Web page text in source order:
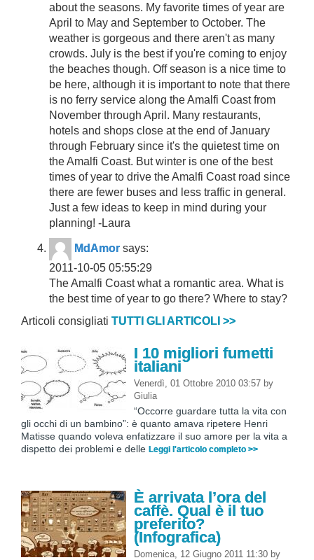
about the seasons. My favorite times of year are
April to May and September to October. The
weather is gorgeous and there aren't as many
crowds. July is the best if you're coming to enjoy
the beaches though. Off season is a nice time to
be here, although it is important to note that there
is no ferry service along the Amalfi Coast from
November through April. Many restaurants,
hotels and shops close at the end of January
through February since it's the quietest time on
the Amalfi Coast. But winter is one of the best
times of year to drive the Amalfi Coast road since
there are fewer buses and less traffic in general.
Just a few ideas to keep in mind during your
planning! -Laura
MdAmor says:
2011-10-05 05:55:29
The Amalfi Coast what a romantic area. What is
the best time of year to go there? Where to stay?
Articoli consigliati TUTTI GLI ARTICOLI >>
I 10 migliori fumetti
italiani
Venerdì, 01 Ottobre 2010 03:57 by
Giulia
“Occorre guardare tutta la vita con
gli occhi di un bambino”: è quanto amava ripetere Henri
Matisse quando voleva enfatizzare il suo amore per la vita a
dispetto dei problemi e delle Leggi l'articolo completo >>
È arrivata l’ora del
caffè. Qual è il tuo
preferito?
(Infografica)
Domenica, 12 Giugno 2011 11:30 by